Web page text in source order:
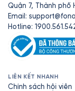
Quận 7, Thành phố
Email:
Hotline:
LIÊN KẾT NHANH
Chính sách hội viên